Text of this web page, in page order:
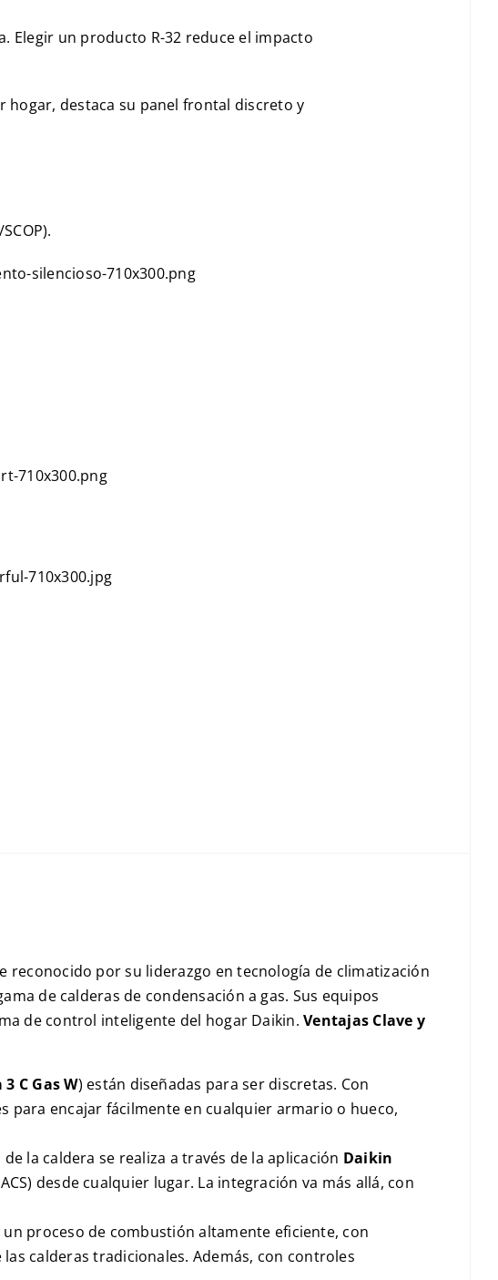
Elegir un producto R-32 reduce el impacto
hogar, destaca su panel frontal discreto y
reconocido por su liderazgo en tecnología de climatización
de calderas de condensación a gas. Sus equipos
de control inteligente del hogar Daikin.Ventajas Clave y
C Gas W) están diseñadas para ser discretas. Con
para encajar fácilmente en cualquier armario o hueco,
la caldera se realiza a través de la aplicación Daikin
desde cualquier lugar. La integración va más allá, con
proceso de combustión altamente eficiente, con
las calderas tradicionales. Además, con controles